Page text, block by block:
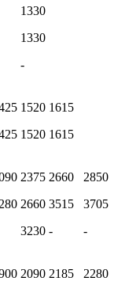
1330
1330
-
1520
1520
1615
1615
2375
2660
3230
2660
3515
-
2850
3705
-
2090 2185
2280